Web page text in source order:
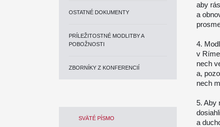
OSTATNÉ DOKUMENTY
PRÍLEŽITOSTNÉ MODLITBY A
POBOŽNOSTI
ZBORNÍKY Z KONFERENCIÍ
SVÄTÉ PÍSMO
aby
a
4.
v
nech
a,
nech
5. Aby
a